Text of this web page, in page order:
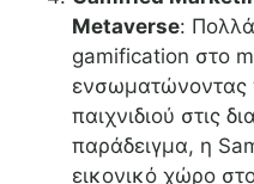
Metaverse:
gamification στο
ενσωματώνοντας
παιχνιδιού στις
παράδειγμα, η
εικονικό χώρο